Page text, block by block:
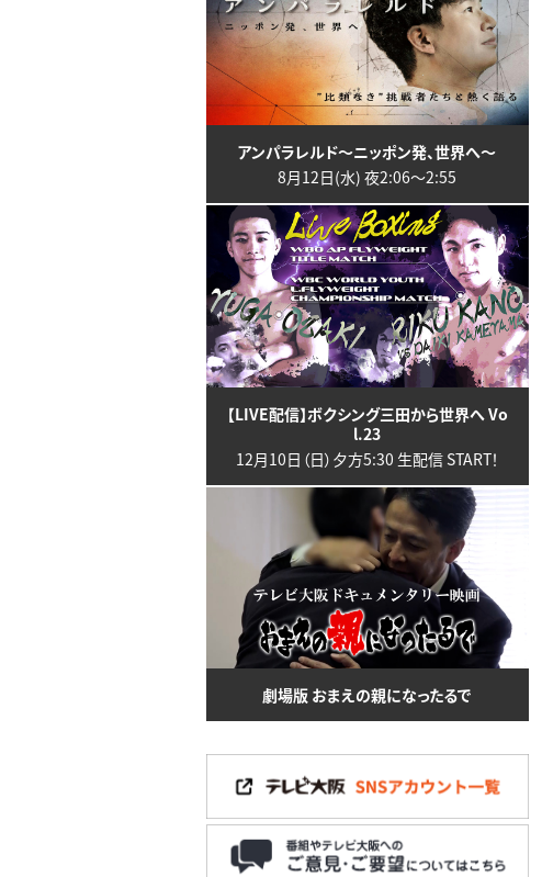
アンパラレルド～ニッポン発、世界へ～
8月12日(水) 夜2:06〜2:55
【LIVE配信】ボクシング三田から世界へ Vo
l.23
12月10日（日）夕方5:30 生配信 START！
劇場版 おまえの親になったるで